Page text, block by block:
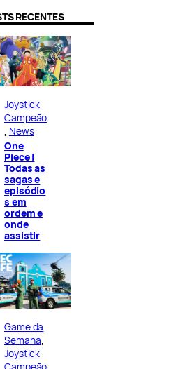
RECENTES
Joystick
Campeão
News
One
Piece |
Todas as
sagas e
episódio
s em
ordem e
onde
assistir
Game da
Semana
Joystick
Campeão